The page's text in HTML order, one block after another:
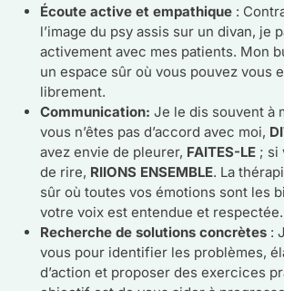
Écoute active et empathique :
l’image du psy assis sur un divan, je
activement avec mes patients. Mon
un espace sûr où vous pouvez vous
librement.
Communication: Je le dis souvent à
vous n’êtes pas d’accord avec moi,
avez envie de pleurer, FAITES-LE ; si
de rire, RIIONS ENSEMBLE. La
sûr où toutes vos émotions sont les
votre voix est entendue et respectée.
Recherche de solutions concrètes :
vous pour identifier les problèmes,
d’action et proposer des exercices